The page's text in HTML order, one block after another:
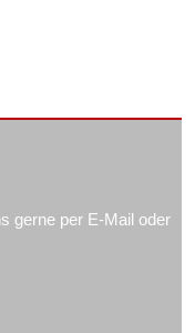
gerne per E-Mail oder